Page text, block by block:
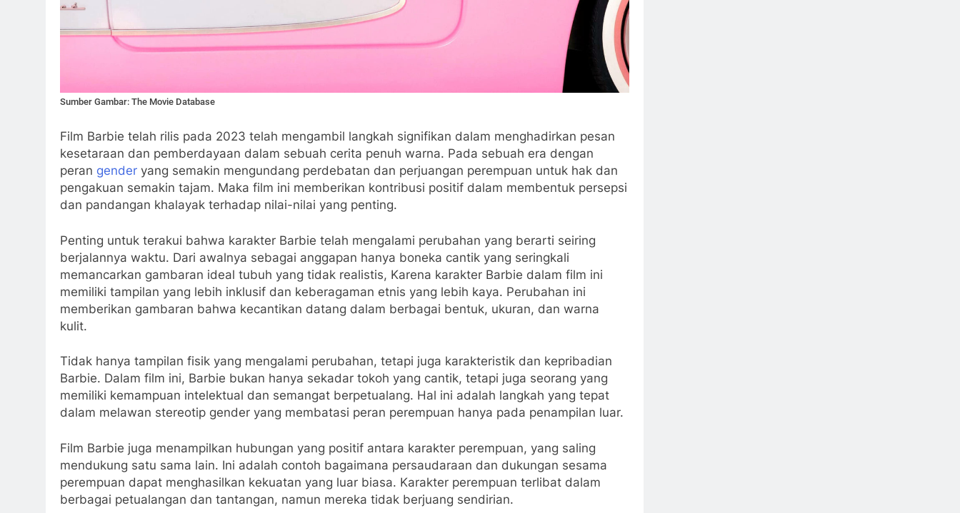
Sumber Gambar: The Movie Database
Film Barbie telah rilis pada 2023 telah mengambil langkah signifikan dalam menghadirkan pesan
kesetaraan dan pemberdayaan dalam sebuah cerita penuh warna. Pada sebuah era dengan
peran gender yang semakin mengundang perdebatan dan perjuangan perempuan untuk hak dan
pengakuan semakin tajam. Maka film ini memberikan kontribusi positif dalam membentuk persepsi
dan pandangan khalayak terhadap nilai-nilai yang penting.
Penting untuk terakui bahwa karakter Barbie telah mengalami perubahan yang berarti seiring
berjalannya waktu. Dari awalnya sebagai anggapan hanya boneka cantik yang seringkali
memancarkan gambaran ideal tubuh yang tidak realistis, Karena karakter Barbie dalam film ini
memiliki tampilan yang lebih inklusif dan keberagaman etnis yang lebih kaya. Perubahan ini
memberikan gambaran bahwa kecantikan datang dalam berbagai bentuk, ukuran, dan warna
kulit.
Tidak hanya tampilan fisik yang mengalami perubahan, tetapi juga karakteristik dan kepribadian
Barbie. Dalam film ini, Barbie bukan hanya sekadar tokoh yang cantik, tetapi juga seorang yang
memiliki kemampuan intelektual dan semangat berpetualang. Hal ini adalah langkah yang tepat
dalam melawan stereotip gender yang membatasi peran perempuan hanya pada penampilan luar.
Film Barbie juga menampilkan hubungan yang positif antara karakter perempuan, yang saling
mendukung satu sama lain. Ini adalah contoh bagaimana persaudaraan dan dukungan sesama
perempuan dapat menghasilkan kekuatan yang luar biasa. Karakter perempuan terlibat dalam
berbagai petualangan dan tantangan, namun mereka tidak berjuang sendirian.